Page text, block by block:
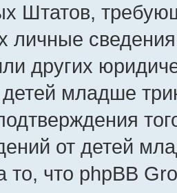
Штатов,
личные
других
детей младше
от детей
то, что phpBB